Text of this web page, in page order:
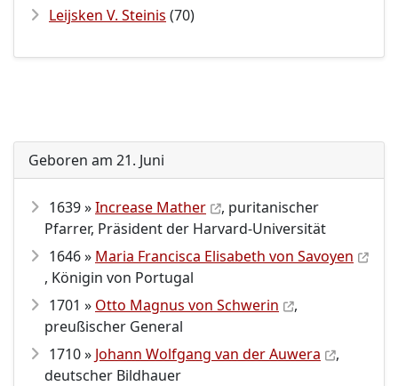
Leijsken V. Steinis (70)
Geboren am 21. Juni
1639 »Increase Mather
, puritanischer
Pfarrer, Präsident der Harvard-Universität
1646 » Maria Francisca Elisabeth von Savoyen
, Königin von Portugal
1701 » Otto Magnus von Schwerin
,
preußischer General
1710 » Johann Wolfgang van der Auwera
,
deutscher Bildhauer